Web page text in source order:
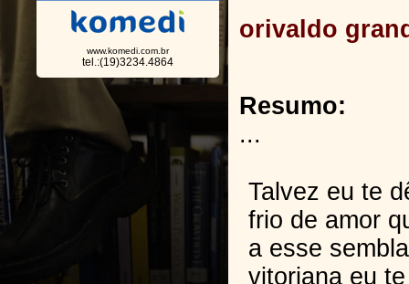
www.komedi.com.br
tel.:(19)3234.4864
orivaldo
Resumo:
...
Talvez eu te
frio de amor
a esse
vitoriana eu